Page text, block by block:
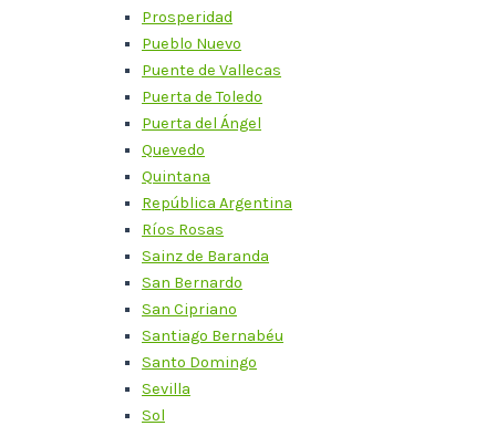
Prosperidad
Pueblo Nuevo
Puente de Vallecas
Puerta de Toledo
Puerta del Ángel
Quevedo
Quintana
República Argentina
Ríos Rosas
Sainz de Baranda
San Bernardo
San Cipriano
Santiago Bernabéu
Santo Domingo
Sevilla
Sol